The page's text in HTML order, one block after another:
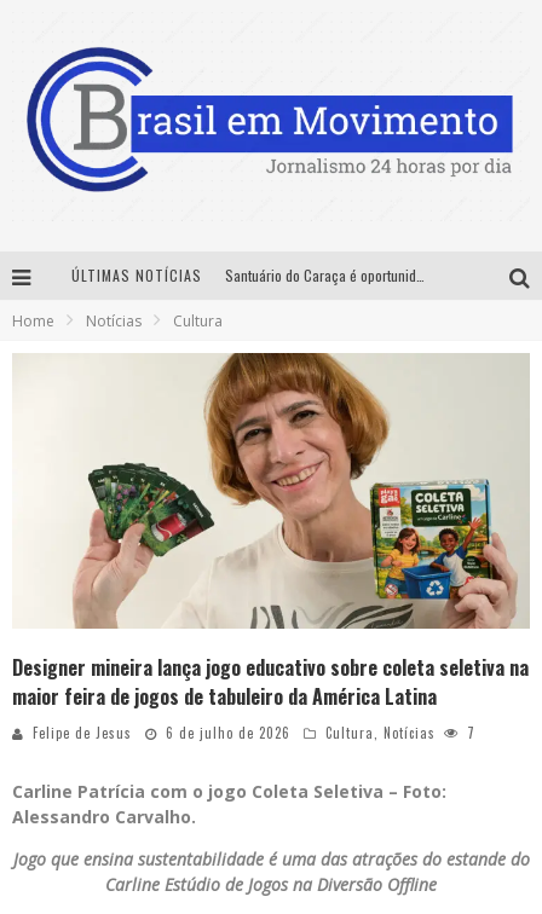
ÚLTIMAS NOTÍCIAS
Home Notícias Cultura
Designer mineira lança jogo educativo sobre coleta seletiva na
maior feira de jogos de tabuleiro da América Latina
Felipe de Jesus 6 de julho de 2026 Cultura, Notícias 7
Carline Patrícia com o jogo Coleta Seletiva – Foto:
Alessandro Carvalho.
Jogo que ensina sustentabilidade é uma das atrações do estande do
Carline Estúdio de Jogos na Diversão Offline